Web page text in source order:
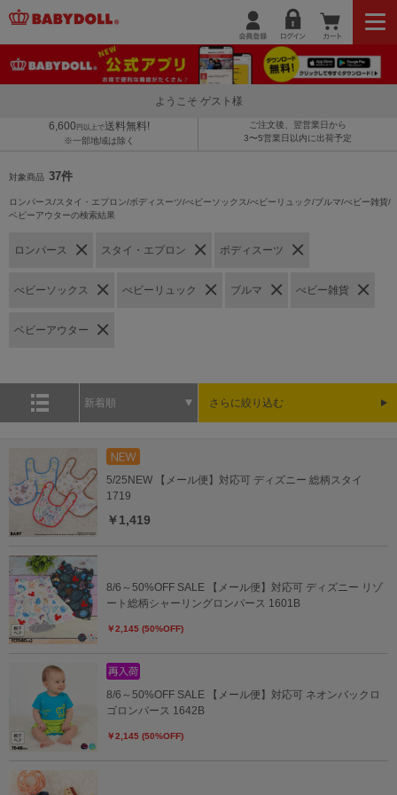
ようこそ ゲスト様
6,600 円以上で送料無料!
※一部地域は除く
ご注文後、翌営業日から
3〜5営業日以内に出荷予定
対象商品 37件
ロンパース/スタイ・エプロン/ボディスーツ/べビーソックス/べビーリュック/ブルマ/べビー雑貨/
ベビーアウターの検索結果
ロンパース スタイ・エプロン ボディスーツ
べビーソックス べビーリュック ブルマ べビー雑貨
ベビーアウター
新着順 さらに絞り込む
5/25NEW 【メール便】対応可 ディズニー 総柄スタイ
1719
￥1,419
8/6～50%OFF SALE 【メール便】対応可 ディズニー リゾ
ート総柄シャーリングロンパース 1601B
￥2,145 (50%OFF)
8/6～50%OFF SALE 【メール便】対応可 ネオンバックロ
ゴロンパース 1642B
￥2,145 (50%OFF)